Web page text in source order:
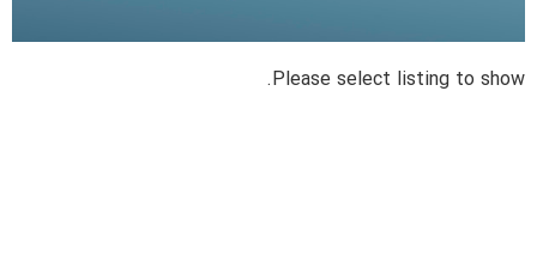
Please select listing to show.